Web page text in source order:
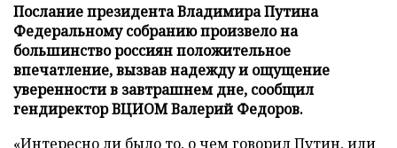
Послание президента Владимира Путина
Федеральному собранию произвело на
большинство россиян положительное
впечатление, вызвав надежду и ощущение
уверенности в завтрашнем дне, сообщил
гендиректор ВЦИОМ Валерий Федоров.
«Интересно ли было то, о чем говорил Путин, или